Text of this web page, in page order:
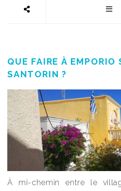
QUE FAIRE À EMPORIO
SANTORIN ?
À mi-chemin entre le